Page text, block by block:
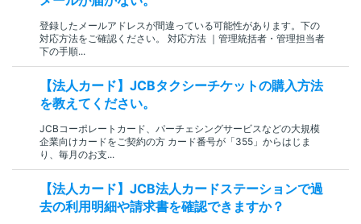
登録したメールアドレスが間違っている可能性があります。下の
対応方法をご確認ください。 対応方法 ｜管理統括者・管理担当者
下の手順...
【法人カード】JCBタクシーチケットの購入方法
を教えてください。
JCBコーポレートカード、パーチェシングサービスなどの大規模
企業向けカードをご契約の方 カード番号が「355」からはじま
り、毎月のお支...
【法人カード】JCB法人カードステーションで過
去の利用明細や請求書を確認できますか？